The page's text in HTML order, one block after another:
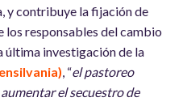
y contribuye la fijación de
responsables del cambio
última investigación de la
, “el pastoreo
el secuestro de